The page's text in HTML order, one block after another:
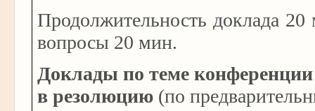
Продолжительность доклада
вопросы 20 мин.
Доклады по теме
в резолюцию (по